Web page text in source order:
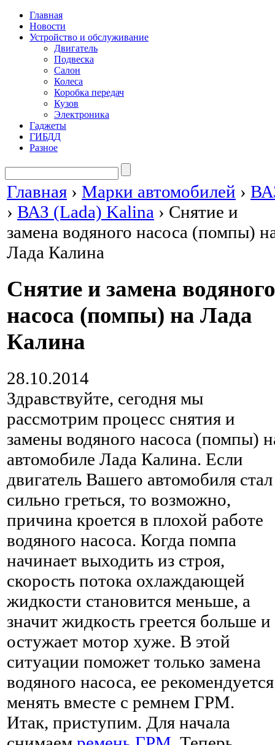
Главная
Новости
Устройство и обслуживание
Двигатель
Подвеска
Салон
Колеса
Коробка передач
Кузов
Электроника
Гаджеты
ГИБДД
Разное
Главная › Марки автомобилей ›
› ВАЗ (Lada) Kalina › Снятие и
замена водяного насоса (помпы)
Лада Калина
Снятие и замена водяного
насоса (помпы) на Лада
Калина
28.10.2014
Здравствуйте, сегодня мы
рассмотрим процесс снятия и
замены водяного насоса (помпы)
автомобиле Лада Калина. Если
двигатель Вашего автомобиля стал
сильно греться, то возможно,
причина кроется в плохой работе
водяного насоса. Когда помпа
начинает выходить из строя,
скорость потока охлаждающей
жидкости становится меньше, а
значит жидкость греется больше и
остужает мотор хуже. В этой
ситуации поможет только замена
водяного насоса, ее рекомендуется
менять вместе с ремнем ГРМ.
Итак, приступим. Для начала